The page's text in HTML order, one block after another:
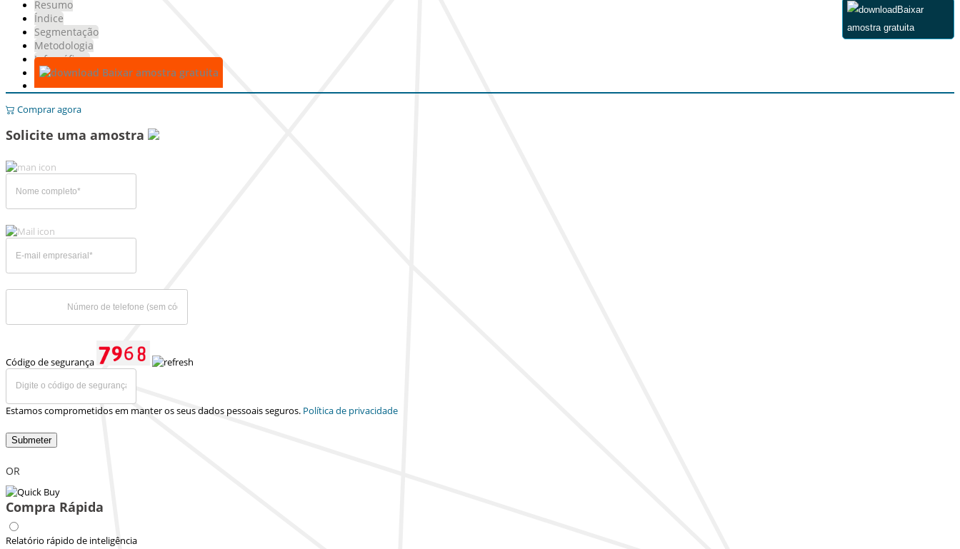
Resumo
Índice
Segmentação
Metodologia
Infográficos
Baixar amostra gratuita
Baixar
amostra gratuita
Comprar agora
Solicite uma amostra
Código de segurança
Estamos comprometidos em manter os seus dados pessoais seguros. Política de privacidade
Submeter
OR
Compra Rápida
Relatório rápido de inteligência